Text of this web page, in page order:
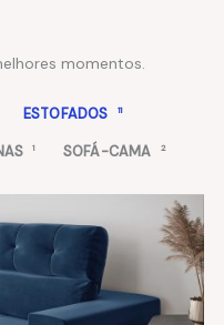
momentos.
ESTOFADOS 11
1 SOFÁ-CAMA 2